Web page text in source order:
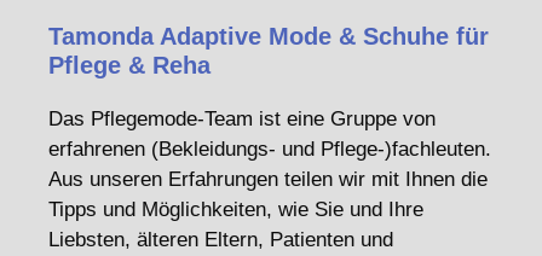
Tamonda Adaptive Mode & Schuhe für
Pflege & Reha
Das Pflegemode-Team ist eine Gruppe von
erfahrenen (Bekleidungs- und Pflege-)fachleuten.
Aus unseren Erfahrungen teilen wir mit Ihnen die
Tipps und Möglichkeiten, wie Sie und Ihre
Liebsten, älteren Eltern, Patienten und